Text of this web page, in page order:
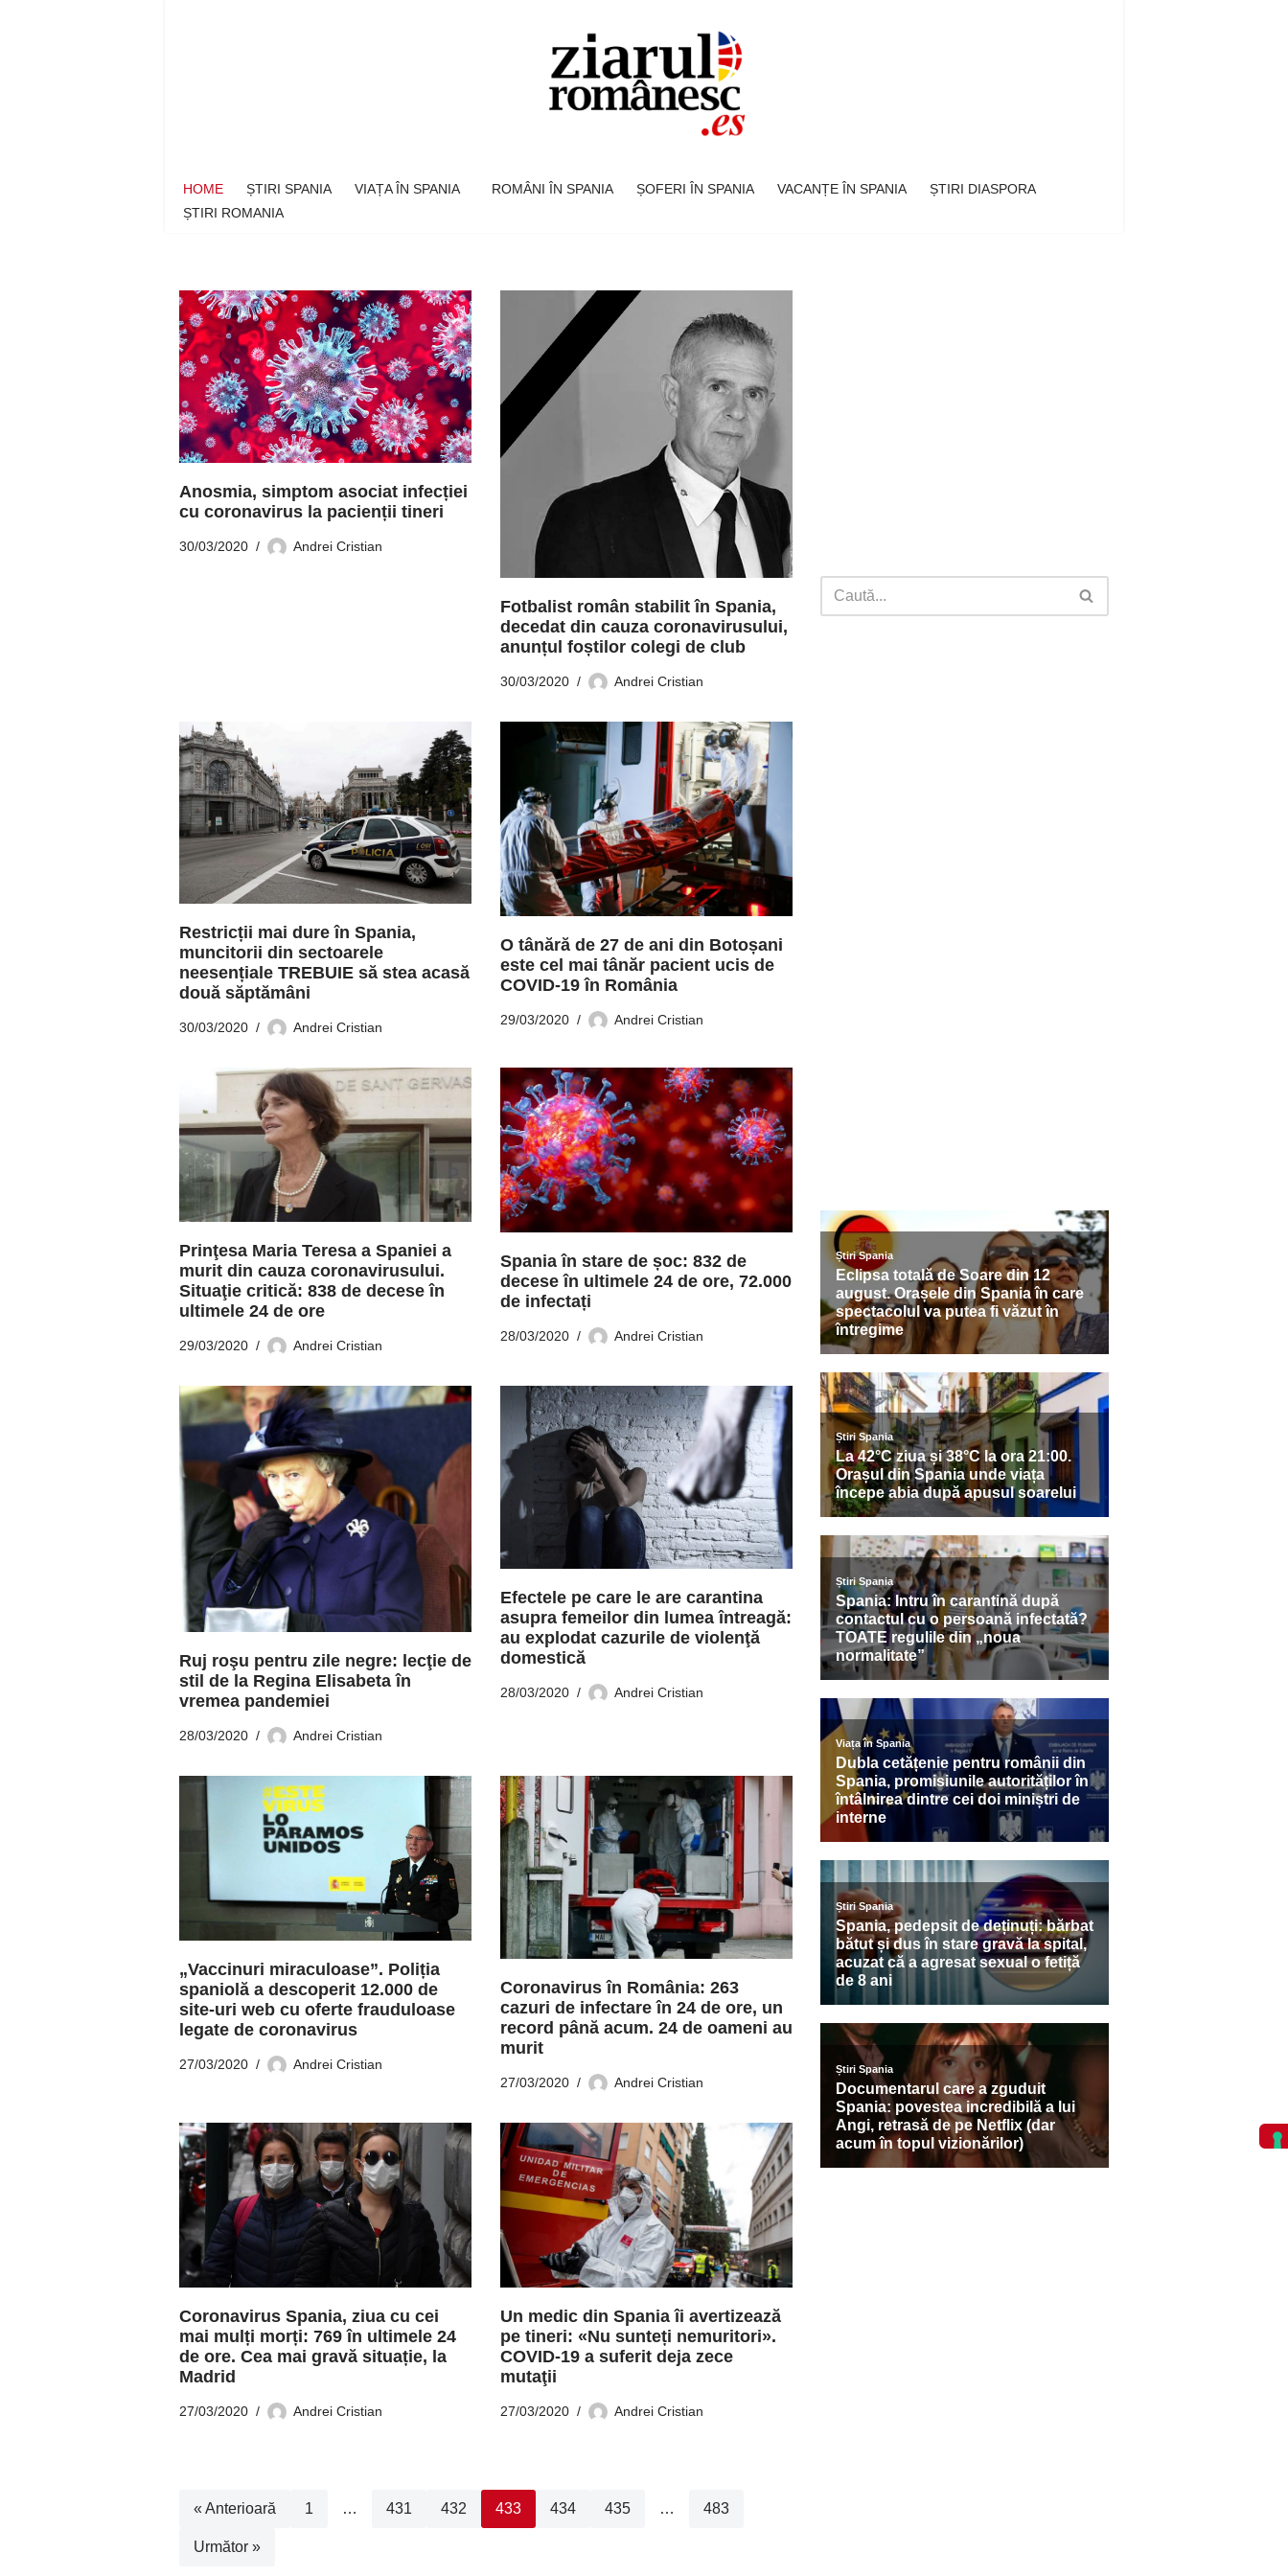
HOME ȘTIRI SPANIA VIAȚA ÎN SPANIA ROMÂNI ÎN SPANIA ȘOFERI ÎN SPANIA VACANȚE ÎN SPANIA
ȘTIRI DIASPORA
ȘTIRI ROMANIA
Anosmia, simptom asociat infecției
cu coronavirus la pacienții tineri
30/03/2020 Andrei Cristian
Fotbalist român stabilit în Spania,
decedat din cauza coronavirusului,
anunțul foștilor colegi de club
30/03/2020 Andrei Cristian
Restricții mai dure în Spania,
muncitorii din sectoarele
neesențiale TREBUIE să stea acasă
două săptămâni
30/03/2020 Andrei Cristian
O tânără de 27 de ani din Botoșani
este cel mai tânăr pacient ucis de
COVID-19 în România
29/03/2020 Andrei Cristian
Prinţesa Maria Teresa a Spaniei a
murit din cauza coronavirusului.
Situaţie critică: 838 de decese în
ultimele 24 de ore
29/03/2020 Andrei Cristian
Spania în stare de șoc: 832 de
decese în ultimele 24 de ore, 72.000
de infectați
28/03/2020 Andrei Cristian
Ruj roşu pentru zile negre: lecţie de
stil de la Regina Elisabeta în
vremea pandemiei
28/03/2020 Andrei Cristian
Efectele pe care le are carantina
asupra femeilor din lumea întreagă:
au explodat cazurile de violenţă
domestică
28/03/2020 Andrei Cristian
„Vaccinuri miraculoase”. Poliția
spaniolă a descoperit 12.000 de
site-uri web cu oferte frauduloase
legate de coronavirus
27/03/2020 Andrei Cristian
Coronavirus în România: 263
cazuri de infectare în 24 de ore, un
record până acum. 24 de oameni au
murit
27/03/2020 Andrei Cristian
Coronavirus Spania, ziua cu cei
mai mulți morți: 769 în ultimele 24
de ore. Cea mai gravă situație, la
Madrid
27/03/2020 Andrei Cristian
Un medic din Spania îi avertizează
pe tineri: «Nu sunteți nemuritori».
COVID-19 a suferit deja zece
mutaţii
27/03/2020 Andrei Cristian
« Anterioară 1 … 431 432 433 434 435 … 483
Următor »